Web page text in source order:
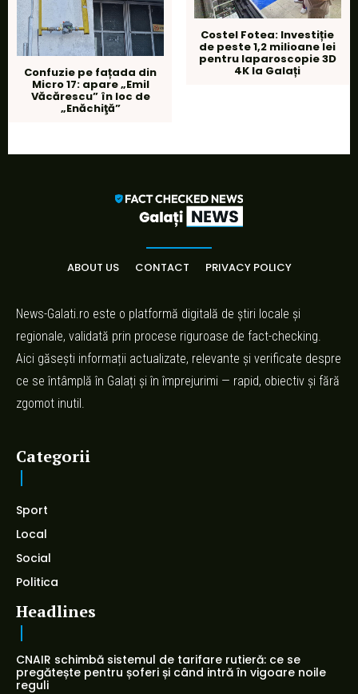
Confuzie pe fațada din
Micro 17: apare „Emil
Văcărescu” în loc de
„Enăchiţă”
Costel Fotea: Investiție
de peste 1,2 milioane lei
pentru laparoscopie 3D
4K la Galați
ABOUT US CONTACT PRIVACY POLICY
News-Galati.ro este o platformă digitală de știri locale și
regionale, validată prin procese riguroase de fact-checking.
Aici găsești informații actualizate, relevante și verificate despre
ce se întâmplă în Galați și în împrejurimi — rapid, obiectiv și fără
zgomot inutil.
Categorii
Sport
Local
Social
Politica
Headlines
CNAIR schimbă sistemul de tarifare rutieră: ce se
pregătește pentru șoferi și când intră în vigoare noile
reguli